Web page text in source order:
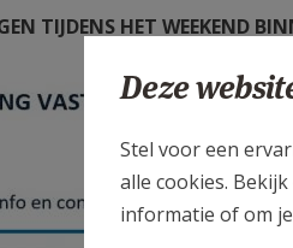
TIJDENS HET WEEKEND
Deze
Stel voor een
alle cookies. Bekijk
informatie of om